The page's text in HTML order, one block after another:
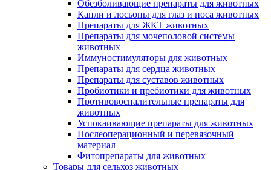
Обезболивающие препараты для животных
Капли и лосьоны для глаз и носа животных
Препараты для ЖКТ животных
Препараты для мочеполовой системы
животных
Иммуностимуляторы для животных
Препараты для сердца животных
Препараты для суставов животных
Пробиотики и пребиотики для животных
Противовоспалительные препараты для
животных
Успокаивающие препараты для животных
Послеоперационный и перевязочный
материал
Фитопрепараты для животных
Товары для сельхоз животных